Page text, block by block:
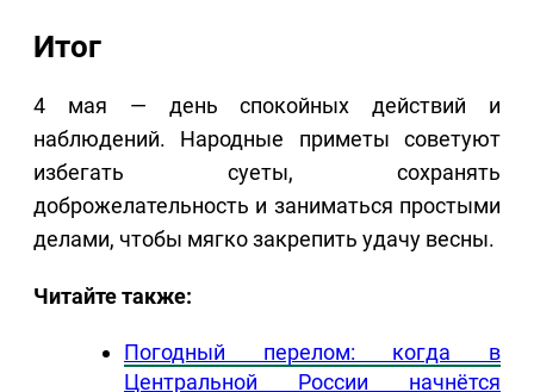
Итог
4 мая — день спокойных действий и
наблюдений. Народные приметы советуют
избегать суеты, сохранять
доброжелательность и заниматься простыми
делами, чтобы мягко закрепить удачу весны.
Читайте также:
Погодный перелом: когда в
Центральной России начнётся